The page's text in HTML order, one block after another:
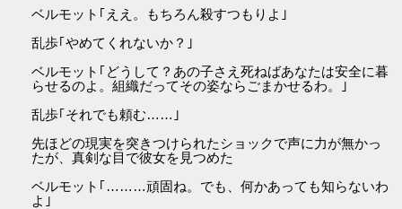
ベルモット｢ええ。もちろん殺すつもりよ｣
乱歩｢やめてくれないか？｣
ベルモット｢どうして？あの子さえ死ねばあなたは安全に暮
らせるのよ。組織だってその姿ならごまかせるわ。｣
乱歩｢それでも頼む……｣
先ほどの現実を突きつけられたショックで声に力が無かっ
たが、真剣な目で彼女を見つめた
ベルモット｢………頑固ね。でも、何かあっても知らないわ
よ｣